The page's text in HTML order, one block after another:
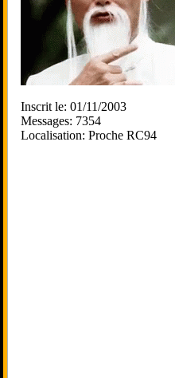
Inscrit le: 01/11/2003
Messages: 7354
Localisation: Proche RC94